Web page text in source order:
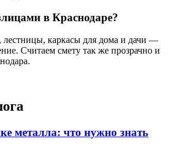
в Краснодаре?
лестницы, каркасы для дома и дачи —
Считаем смету так же прозрачно и
металла: что нужно знать